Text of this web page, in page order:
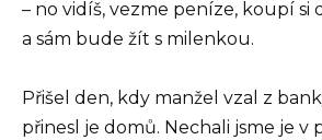
– no vidíš, vezme peníze, koupí si
a sám bude žít s milenkou.
Přišel den, kdy manžel vzal z
přinesl je domů. Nechali jsme je v